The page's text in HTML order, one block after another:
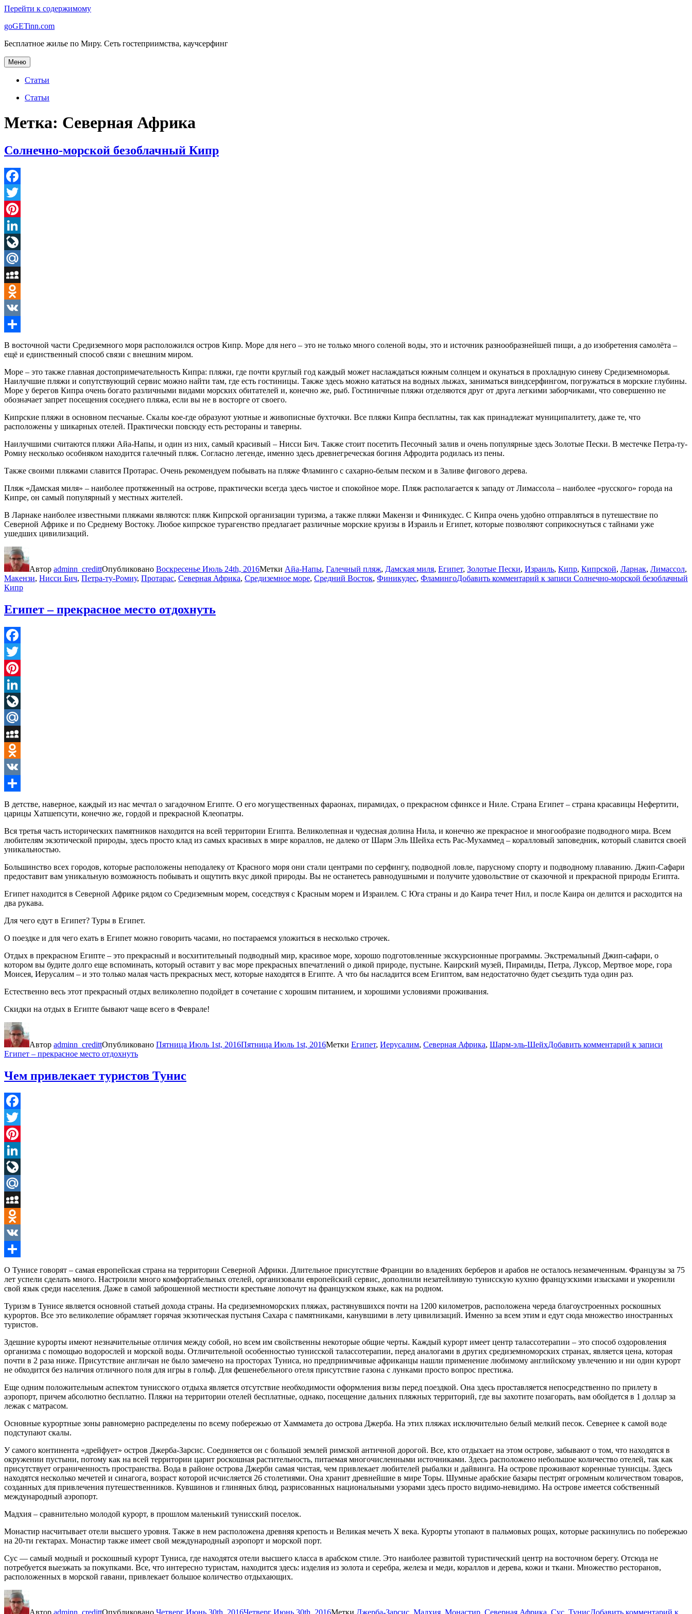
Перейти к содержимому
goGETinn.com
Бесплатное жилье по Миру. Сеть гостеприимства, каучсерфинг
Меню
Статьи
Статьи
Метка: Северная Африка
Солнечно-морской безоблачный Кипр
Facebook
Twitter
Pinterest
LinkedIn
LiveJournal
Mail.Ru
MySpace
Odnoklassniki
VK
Отправить
В восточной части Средиземного моря расположился остров Кипр. Море для него – это не только много соленой воды, это и источник разнообразнейшей пищи, а до изобретения самолёта –
ещё и единственный способ связи с внешним миром.
Море – это также главная достопримечательность Кипра: пляжи, где почти круглый год каждый может наслаждаться южным солнцем и окунаться в прохладную синеву Средиземноморья.
Наилучшие пляжи и сопутствующий сервис можно найти там, где есть гостиницы. Также здесь можно кататься на водных лыжах, заниматься виндсерфингом, погружаться в морские глубины.
Море у берегов Кипра очень богато различными видами морских обитателей и, конечно же, рыб. Гостиничные пляжи отделяются друг от друга легкими заборчиками, что совершенно не
обозначает запрет посещения соседнего пляжа, если вы не в восторге от своего.
Кипрские пляжи в основном песчаные. Скалы кое-где образуют уютные и живописные бухточки. Все пляжи Кипра бесплатны, так как принадлежат муниципалитету, даже те, что
расположены у шикарных отелей. Практически повсюду есть рестораны и таверны.
Наилучшими считаются пляжи Айа-Напы, и один из них, самый красивый – Нисси Бич. Также стоит посетить Песочный залив и очень популярные здесь Золотые Пески. В местечке Петра-ту-
Ромиу несколько особняком находится галечный пляж. Согласно легенде, именно здесь древнегреческая богиня Афродита родилась из пены.
Также своими пляжами славится Протарас. Очень рекомендуем побывать на пляже Фламинго с сахарно-белым песком и в Заливе фигового дерева.
Пляж «Дамская миля» – наиболее протяженный на острове, практически всегда здесь чистое и спокойное море. Пляж располагается к западу от Лимассола – наиболее «русского» города на
Кипре, он самый популярный у местных жителей.
В Ларнаке наиболее известными пляжами являются: пляж Кипрской организации туризма, а также пляжи Макензи и Финикудес. C Кипра очень удобно отправляться в путешествие по
Северной Африке и по Среднему Востоку. Любое кипрское турагенство предлагает различные морские круизы в Израиль и Египет, которые позволяют соприкоснуться с тайнами уже
ушедших цивилизаций.
Автор adminn_credittОпубликовано Воскресенье Июль 24th, 2016Метки Айа-Напы, Галечный пляж, Дамская миля, Египет, Золотые Пески, Израиль, Кипр, Кипрской, Ларнак, Лимассол,
Макензи, Нисси Бич, Петра-ту-Ромиу, Протарас, Северная Африка, Средиземное море, Средний Восток, Финикудес, ФламингоДобавить комментарий к записи Солнечно-морской безоблачный
Кипр
Египет – прекрасное место отдохнуть
Facebook
Twitter
Pinterest
LinkedIn
LiveJournal
Mail.Ru
MySpace
Odnoklassniki
VK
Отправить
В детстве, наверное, каждый из нас мечтал о загадочном Египте. О его могущественных фараонах, пирамидах, о прекрасном сфинксе и Ниле. Страна Египет – страна красавицы Нефертити,
царицы Хатшепсути, конечно же, гордой и прекрасной Клеопатры.
Вся третья часть исторических памятников находится на всей территории Египта. Великолепная и чудесная долина Нила, и конечно же прекрасное и многообразие подводного мира. Всем
любителям экзотической природы, здесь просто клад из самых красивых в мире кораллов, не далеко от Шарм Эль Шейха есть Рас-Мухаммед – коралловый заповедник, который славится своей
уникальностью.
Большинство всех городов, которые расположены неподалеку от Красного моря они стали центрами по серфингу, подводной ловле, парусному спорту и подводному плаванию. Джип-Сафари
предоставит вам уникальную возможность побывать и ощутить вкус дикой природы. Вы не останетесь равнодушными и получите удовольствие от сказочной и прекрасной природы Египта.
Египет находится в Северной Африке рядом со Средиземным морем, соседствуя с Красным морем и Израилем. С Юга страны и до Каира течет Нил, и после Каира он делится и расходится на
два рукава.
Для чего едут в Египет? Туры в Египет.
О поездке и для чего ехать в Египет можно говорить часами, но постараемся уложиться в несколько строчек.
Отдых в прекрасном Египте – это прекрасный и восхитительный подводный мир, красивое море, хорошо подготовленные экскурсионные программы. Экстремальный Джип-сафари, о
котором вы будите долго еще вспоминать, который оставит у вас море прекрасных впечатлений о дикой природе, пустыне. Каирский музей, Пирамиды, Петра, Луксор, Мертвое море, гора
Моисея, Иерусалим – и это только малая часть прекрасных мест, которые находятся в Египте. А что бы насладится всем Египтом, вам недостаточно будет съездить туда один раз.
Естественно весь этот прекрасный отдых великолепно подойдет в сочетание с хорошим питанием, и хорошими условиями проживания.
Скидки на отдых в Египте бывают чаще всего в Феврале!
Автор adminn_credittОпубликовано Пятница Июль 1st, 2016Пятница Июль 1st, 2016Метки Египет, Иерусалим, Северная Африка, Шарм-эль-ШейхДобавить комментарий к записи
Египет – прекрасное место отдохнуть
Чем привлекает туристов Тунис
Facebook
Twitter
Pinterest
LinkedIn
LiveJournal
Mail.Ru
MySpace
Odnoklassniki
VK
Отправить
О Тунисе говорят – самая европейская страна на территории Северной Африки. Длительное присутствие Франции во владениях берберов и арабов не осталось незамеченным. Французы за 75
лет успели сделать много. Настроили много комфортабельных отелей, организовали европейский сервис, дополнили незатейливую тунисскую кухню французскими изысками и укоренили
свой язык среди населения. Даже в самой заброшенной местности крестьяне лопочут на французском языке, как на родном.
Туризм в Тунисе является основной статьей дохода страны. На средиземноморских пляжах, растянувшихся почти на 1200 километров, расположена череда благоустроенных роскошных
курортов. Все это великолепие обрамляет горячая экзотическая пустыня Сахара с памятниками, канувшими в лету цивилизаций. Именно за всем этим и едут сюда множество иностранных
туристов.
Здешние курорты имеют незначительные отличия между собой, но всем им свойственны некоторые общие черты. Каждый курорт имеет центр талассотерапии – это способ оздоровления
организма с помощью водорослей и морской воды. Отличительной особенностью тунисской талассотерапии, перед аналогами в других средиземноморских странах, является цена, которая
почти в 2 раза ниже. Присутствие англичан не было замечено на просторах Туниса, но предприимчивые африканцы нашли применение любимому английскому увлечению и ни один курорт
не обходится без наличия отличного поля для игры в гольф. Для фешенебельного отеля присутствие газона с лунками просто вопрос престижа.
Еще одним положительным аспектом тунисского отдыха является отсутствие необходимости оформления визы перед поездкой. Она здесь проставляется непосредственно по прилету в
аэропорт, причем абсолютно бесплатно. Пляжи на территории отелей бесплатные, однако, посещение дальних пляжных территорий, где вы захотите позагорать, вам обойдется в 1 доллар за
лежак с матрасом.
Основные курортные зоны равномерно распределены по всему побережью от Хаммамета до острова Джерба. На этих пляжах исключительно белый мелкий песок. Севернее к самой воде
подступают скалы.
У самого континента «дрейфует» остров Джерба-Зарсис. Соединяется он с большой землей римской античной дорогой. Все, кто отдыхает на этом острове, забывают о том, что находятся в
окружении пустыни, потому как на всей территории царит роскошная растительность, питаемая многочисленными источниками. Здесь расположено небольшое количество отелей, так как
присутствует ограниченность пространства. Вода в районе острова Джерби самая чистая, чем привлекает любителей рыбалки и дайвинга. На острове проживают коренные тунисцы. Здесь
находятся несколько мечетей и синагога, возраст которой исчисляется 26 столетиями. Она хранит древнейшие в мире Торы. Шумные арабские базары пестрят огромным количеством товаров,
созданных для привлечения путешественников. Кувшинов и глиняных блюд, разрисованных национальными узорами здесь просто видимо-невидимо. На острове имеется собственный
международный аэропорт.
Мадхия – сравнительно молодой курорт, в прошлом маленький тунисский поселок.
Монастир насчитывает отели высшего уровня. Также в нем расположена древняя крепость и Великая мечеть Х века. Курорты утопают в пальмовых рощах, которые раскинулись по побережью
на 20-ти гектарах. Монастир также имеет свой международный аэропорт и морской порт.
Сус — самый модный и роскошный курорт Туниса, где находятся отели высшего класса в арабском стиле. Это наиболее развитой туристический центр на восточном берегу. Отсюда не
потребуется выезжать за покупками. Все, что интересно туристам, находится здесь: изделия из золота и серебра, железа и меди, кораллов и дерева, кожи и ткани. Множество ресторанов,
расположенных в морской гавани, привлекает большое количество отдыхающих.